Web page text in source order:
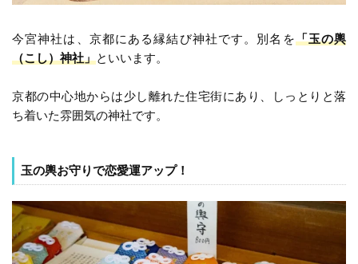
今宮神社は、京都にある縁結び神社です。別名を「玉の輿
（こし）神社」といいます。
京都の中心地からは少し離れた住宅街にあり、しっとりと落
ち着いた雰囲気の神社です。
玉の輿お守りで恋愛運アップ！